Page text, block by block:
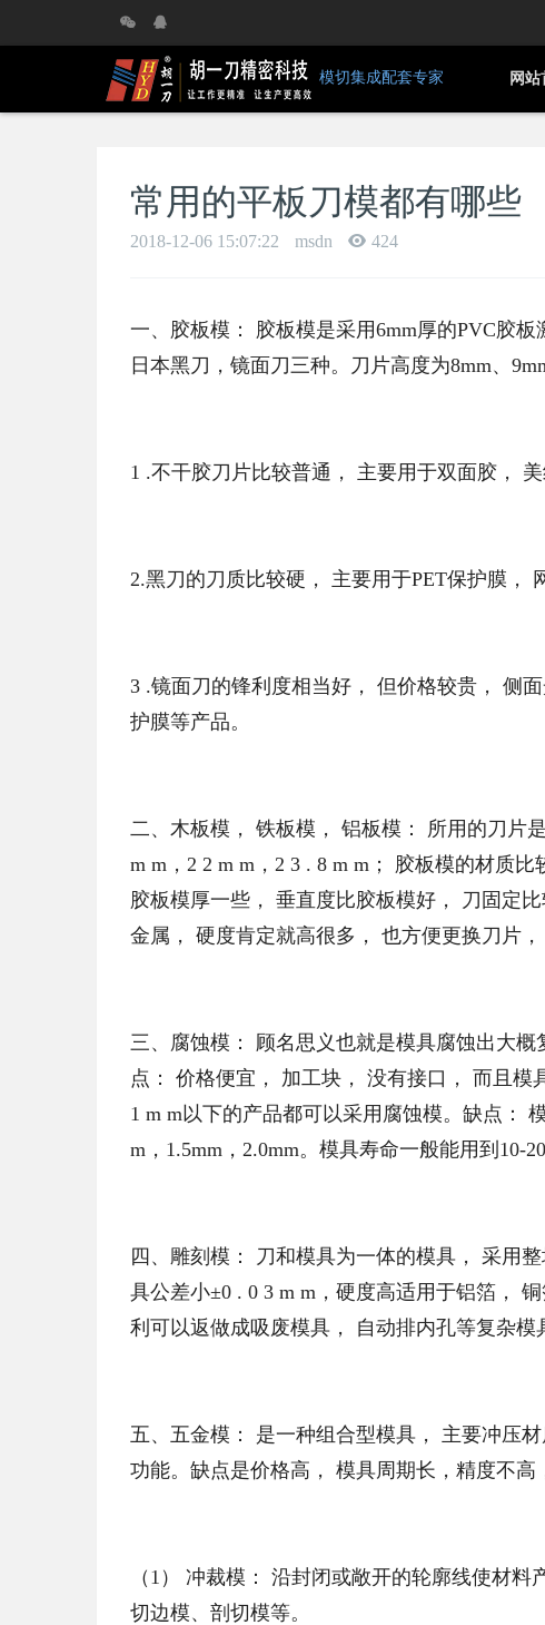
模切集成配套专家 网站
常用的平板刀模都有哪些
2018-12-06 15:07:22 msdn 424
一、胶板模： 胶板模是采用6mm厚的PVC胶
日本黑刀，镜面刀三种。刀片高度为8mm、
1 .不干胶刀片比较普通， 主要用于双面胶，
2.黑刀的刀质比较硬， 主要用于PET保护膜，
3 .镜面刀的锋利度相当好， 但价格较贵， 侧
护膜等产品。
二、木板模， 铁板模， 铝板模： 所用的刀片
m m，2 2 m m，2 3 . 8 m m； 胶板模的材质
胶板模厚一些， 垂直度比胶板模好， 刀固定
金属， 硬度肯定就高很多， 也方便更换刀片，
三、腐蚀模： 顾名思义也就是模具腐蚀出大
点： 价格便宜， 加工块， 没有接口， 而且模
1 m m以下的产品都可以采用腐蚀模。缺点：
m，1.5mm，2.0mm。模具寿命一般能用到10-20
四、雕刻模： 刀和模具为一体的模具， 采用
具公差小±0 . 0 3 m m，硬度高适用于铝箔，
利可以返做成吸废模具， 自动排内孔等复杂模
五、五金模： 是一种组合型模具， 主要冲压
功能。缺点是价格高， 模具周期长，精度不高
（1） 冲裁模： 沿封闭或敞开的轮廓线使材
切边模、剖切模等。